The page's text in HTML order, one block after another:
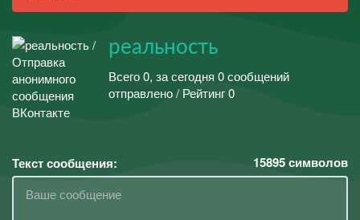
реальность
Всего 0, за сегодня 0 сообщений
отправлено / Рейтинг 0
Текст сообщения: 15895символов